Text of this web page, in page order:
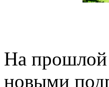
На прошлой
новыми